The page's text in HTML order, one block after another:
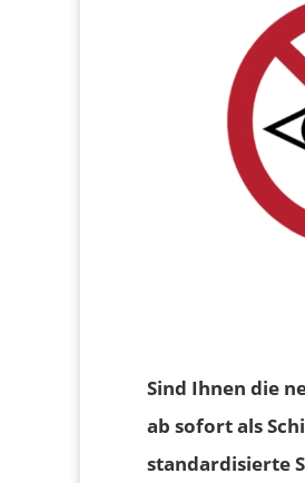
Sind Ihnen die
ab sofort als
standardisierte